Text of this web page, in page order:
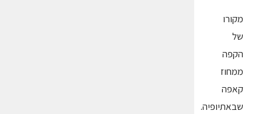
מקורו
של
הקפה
ממחוז
קאפה
שבאתיופיה.